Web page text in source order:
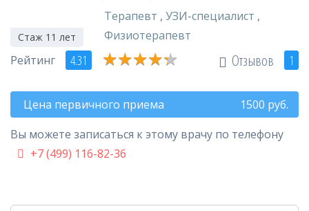
Стаж 11 лет
Терапевт , УЗИ-специалист ,
Физиотерапевт
Рейтинг
4.31 ★★★★★
★★★★★ Отзывов 1
Цена первичного приема 1500 руб.
Вы можете записаться к этому врачу по телефону
+7 (499) 116-82-36